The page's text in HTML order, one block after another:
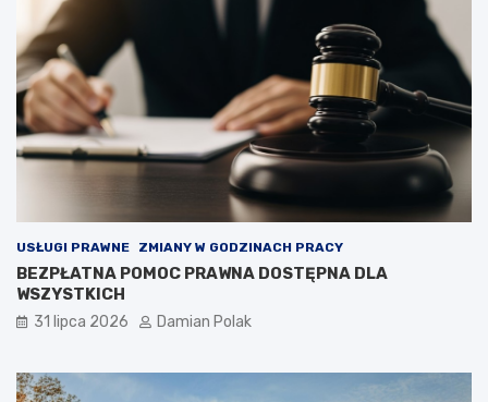
USŁUGI PRAWNE ZMIANY W GODZINACH PRACY
BEZPŁATNA POMOC PRAWNA DOSTĘPNA DLA
WSZYSTKICH
31 lipca 2026 Damian Polak